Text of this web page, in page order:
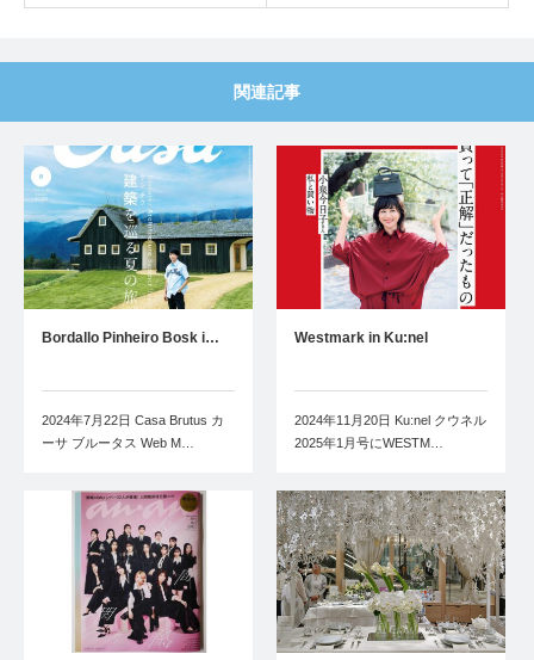
関連記事
Bordallo Pinheiro Bosk i…
2024年7月22日 Casa Brutus カ
ーサ ブルータス Web M…
Westmark in Ku:nel
2024年11月20日 Ku:nel クウネル
2025年1月号にWESTM…